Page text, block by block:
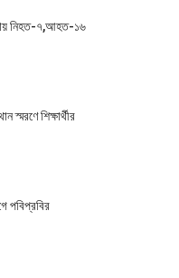
জব ভিসা • 👩 খাদ্দামা ভিসা •
নিহত-৭,আহত-১৬
স্মরণে শিক্ষার্থীর
পবিপ্রবির